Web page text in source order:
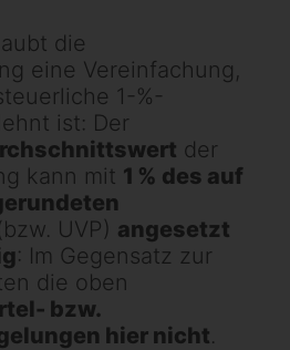
die
eine Vereinfachung,
1-%-
ist: Der
der
kann mit 1 % des auf
UVP) angesetzt
: Im Gegensatz zur
die oben
bzw.
hier nicht.